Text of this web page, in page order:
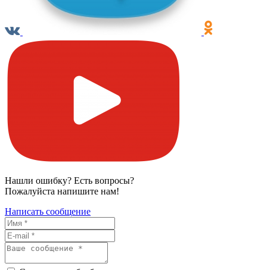
Нашли ошибку? Есть вопросы?
Пожалуйста напишите нам!
Написать сообщение